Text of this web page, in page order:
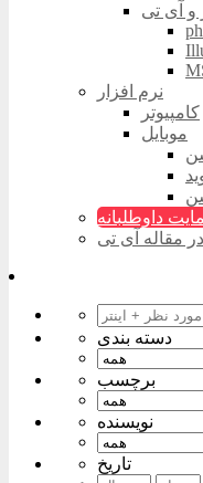
و آی تی
نرم افزار
کامپیوتر
موبایل
داوطلبانه
مقاله آی تی
دسته بندی
برچسب
نویسنده
تاریخ